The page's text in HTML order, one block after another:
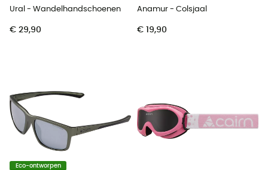
Ural - Wandelhandschoenen
€ 29,90
Anamur - Colsjaal
€ 19,90
Eco-ontworpen